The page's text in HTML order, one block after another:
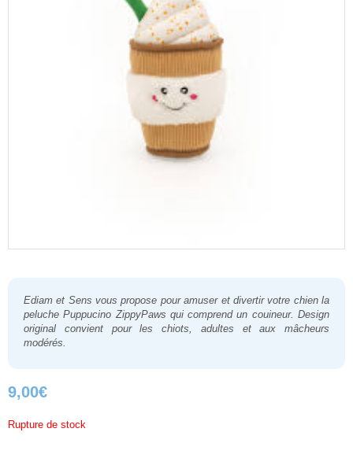
Ediam et Sens vous propose pour amuser et divertir votre chien la
peluchePuppucino ZippyPaws qui comprend un couineur. Design
original convient pour les chiots, adultes et aux mâcheurs
modérés.
9,00€
Rupture de stock